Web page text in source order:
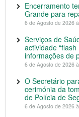
Encerramento
Grande para
6 de Agosto de 2026
Serviços de
actividade
informações de
6 de Agosto de 2026
O Secretário
cerimónia da
de Polícia de
6 de Agosto de 2026